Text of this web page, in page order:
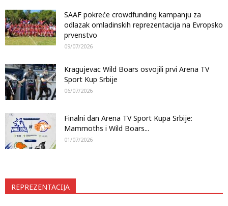
SAAF pokreće crowdfunding kampanju za
odlazak omladinskih reprezentacija na Evropsko
prvenstvo
09/07/2026
Kragujevac Wild Boars osvojili prvi Arena TV
Sport Kup Srbije
06/07/2026
Finalni dan Arena TV Sport Kupa Srbije:
Mammoths i Wild Boars...
01/07/2026
REPREZENTACIJA